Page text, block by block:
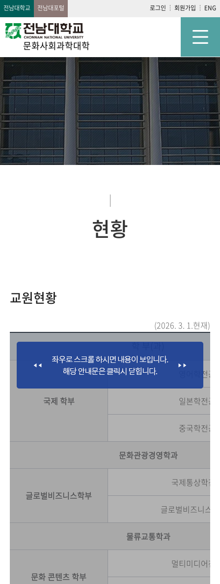
전남대학교 전남대포털 로그인 회원가입 ENG
문화사회과학대학
현황
교원현황
(2026. 3. 1.현재)
학 부(과)
국제 학부
영어학전공
일본학전공
중국학전공
문화관광경영학과
글로벌비즈니스학부
국제통상학전
글로벌비즈니스
물류교통학과
문화 콘텐츠 학부
멀티미디어전